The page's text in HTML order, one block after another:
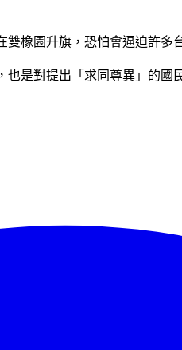
橡園升旗，恐怕會逼迫許多
是對提出「求同尊異」的國